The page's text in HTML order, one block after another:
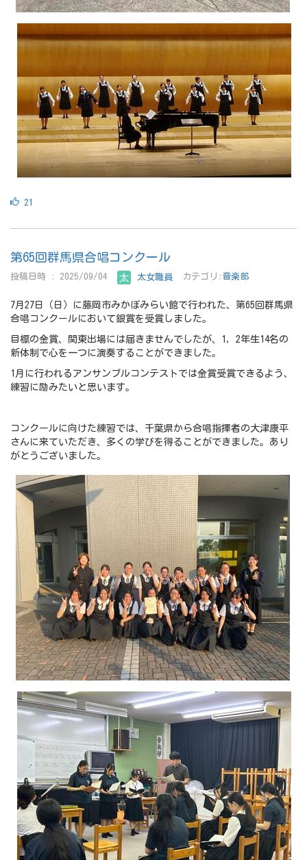
21
第65回群馬県合唱コンクール
投稿日時 : 2025/09/04 太女職員 カテゴリ: 音楽部
7月27日（日）に藤岡市みかぼみらい館で行われた、第65回群馬県
合唱コンクールにおいて銀賞を受賞しました。
目標の金賞、関東出場には届きませんでしたが、1，2年生14名の
新体制で心を一つに演奏することができました。
1月に行われるアンサンブルコンテストでは金賞受賞できるよう、
練習に励みたいと思います。
コンクールに向けた練習では、千葉県から合唱指揮者の大津康平
さんに来ていただき、多くの学びを得ることができました。あり
がとうございました。